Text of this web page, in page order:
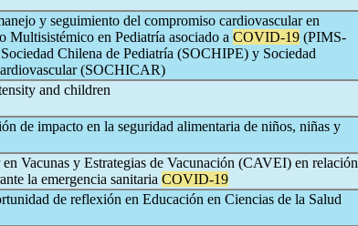
y seguimiento del compromiso cardiovascular en
Multisistémico en Pediatría asociado a COVID-19 (PIMS-
Chilena de Pediatría (SOCHIPE) y Sociedad
(SOCHICAR)
and children
de impacto en la seguridad alimentaria de niños, niñas y
Vacunas y Estrategias de Vacunación (CAVEI) en relación
la emergencia sanitaria COVID-19
de reflexión en Educación en Ciencias de la Salud